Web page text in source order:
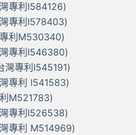
專利I584126)
專利I578403)
利M530340)
專利I546380)
灣專利I545191)
專利 I541583)
M521783)
專利I526538)
專利 M514969)